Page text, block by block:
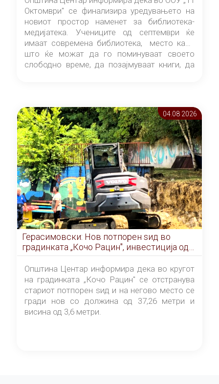
Октомври" се финализира уредувањето на
новиот простор наменет за библиотека-
медијатека. Учениците од септември ќе
имаат современа библиотека, место каде
што ќе можат да го поминуваат своето
слободно време, да позајмуваат книги, да
04.08 2026
Герасимовски: Нов потпорен ѕид во
градинката „Кочо Рацин", инвестиција од
5,99 милиони денари
Општина Центар информира дека во кругот
на градинката „Кочо Рацин" се отстранува
стариот потпорен ѕид и на негово место се
гради нов со должина од 37,26 метри и
висина од 3,6 метри.